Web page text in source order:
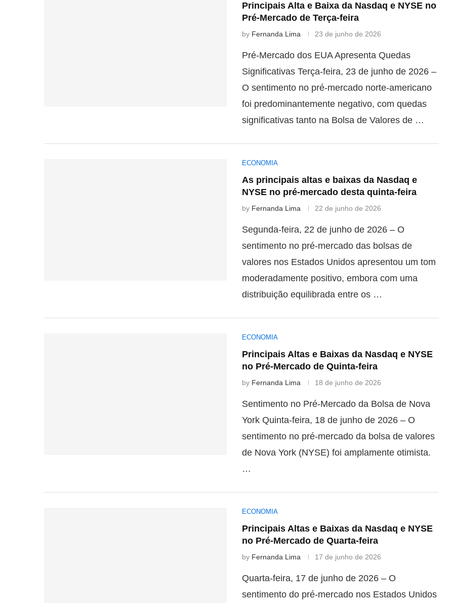
Principais Alta e Baixa da Nasdaq e NYSE no
Pré-Mercado de Terça-feira
by Fernanda Lima 23 de junho de 2026
Pré-Mercado dos EUA Apresenta Quedas
Significativas Terça-feira, 23 de junho de 2026 –
O sentimento no pré-mercado norte-americano
foi predominantemente negativo, com quedas
significativas tanto na Bolsa de Valores de …
ECONOMIA
As principais altas e baixas da Nasdaq e
NYSE no pré-mercado desta quinta-feira
by Fernanda Lima 22 de junho de 2026
Segunda-feira, 22 de junho de 2026 – O
sentimento no pré-mercado das bolsas de
valores nos Estados Unidos apresentou um tom
moderadamente positivo, embora com uma
distribuição equilibrada entre os …
ECONOMIA
Principais Altas e Baixas da Nasdaq e NYSE
no Pré-Mercado de Quinta-feira
by Fernanda Lima 18 de junho de 2026
Sentimento no Pré-Mercado da Bolsa de Nova
York Quinta-feira, 18 de junho de 2026 – O
sentimento no pré-mercado da bolsa de valores
de Nova York (NYSE) foi amplamente otimista.
…
ECONOMIA
Principais Altas e Baixas da Nasdaq e NYSE
no Pré-Mercado de Quarta-feira
by Fernanda Lima 17 de junho de 2026
Quarta-feira, 17 de junho de 2026 – O
sentimento do pré-mercado nos Estados Unidos